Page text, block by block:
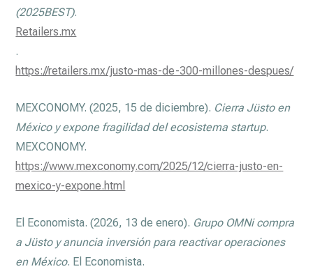
(2025BEST).
Retailers.mx
.
https://retailers.mx/justo-mas-de-300-millones-despues/
MEXCONOMY. (2025, 15 de diciembre). Cierra Jüsto en
México y expone fragilidad del ecosistema startup.
MEXCONOMY.
https://www.mexconomy.com/2025/12/cierra-justo-en-
mexico-y-expone.html
El Economista. (2026, 13 de enero). Grupo OMNi compra
a Jüsto y anuncia inversión para reactivar operaciones
en México. El Economista.